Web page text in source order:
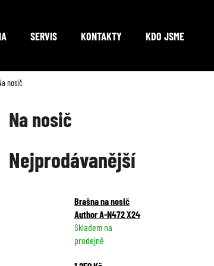
SERVIS KONTAKTY KDO JSME
nosič
Na nosič
Nejprodávanější
Brašna na nosič
Author A-N472 X24
Skladem na
prodejně
Co potřebujete najít?